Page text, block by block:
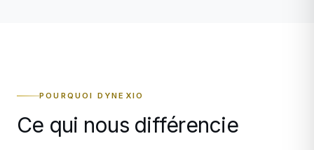
POURQUOI DYNEXIO
Ce qui nous différencie